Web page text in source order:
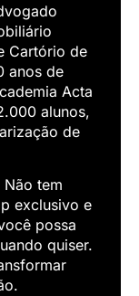
Cartório de
anos de
Acta
alunos,
de
tem
exclusivo e
possa
quiser.